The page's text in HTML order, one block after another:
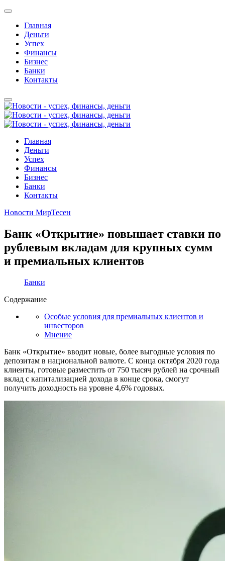
Главная
Деньги
Успех
Финансы
Бизнес
Банки
Контакты
Главная
Деньги
Успех
Финансы
Бизнес
Банки
Контакты
Новости МирТесен
Банк «Открытие» повышает ставки по
рублевым вкладам для крупных сумм
и премиальных клиентов
Банки
Содержание
Особые условия для премиальных клиентов и
инвесторов
Мнение
Банк «Открытие» вводит новые, более выгодные условия по
депозитам в национальной валюте. С конца октября 2020 года
клиенты, готовые разместить от 750 тысяч рублей на срочный
вклад с капитализацией дохода в конце срока, смогут
получить доходность на уровне 4,6% годовых.